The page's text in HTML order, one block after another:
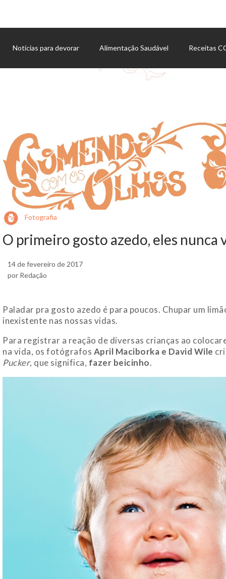
Notícias para devorar Alimentação Saudável Receitas
Fotografia
O primeiro gosto azedo, eles nunca
14 de fevereiro de 2017
por Redação
Paladar pra gosto azedo é para poucos. Chupar um
inexistente nas nossas vidas.
Para registrar a reação de diversas crianças ao
na vida, os fotógrafos April Maciborka e David Wile
Pucker, que significa, fazer beicinho.